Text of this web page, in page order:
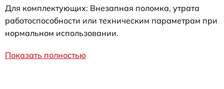
Для комплектующих: Внезапная поломка, утрата
работоспособности или техническим параметрам при
нормальном использовании.
Показать полностью